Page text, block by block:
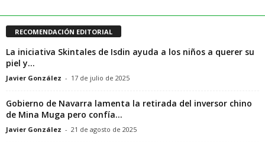
RECOMENDACIÓN EDITORIAL
La iniciativa Skintales de Isdin ayuda a los niños a querer su
piel y...
Javier González - 17 de julio de 2025
Gobierno de Navarra lamenta la retirada del inversor chino
de Mina Muga pero confía...
Javier González - 21 de agosto de 2025